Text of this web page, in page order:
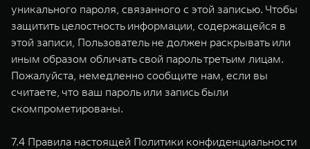
уникального пароля, связанного с этой записью. Чтобы
защитить целостность информации, содержащейся в
этой записи, Пользователь не должен раскрывать или
иным образом обличать свой пароль третьим лицам.
Пожалуйста, немедленно сообщите нам, если вы
считаете, что ваш пароль или запись были
скомпрометированы.
7.4 Правила настоящей Политики конфиденциальности